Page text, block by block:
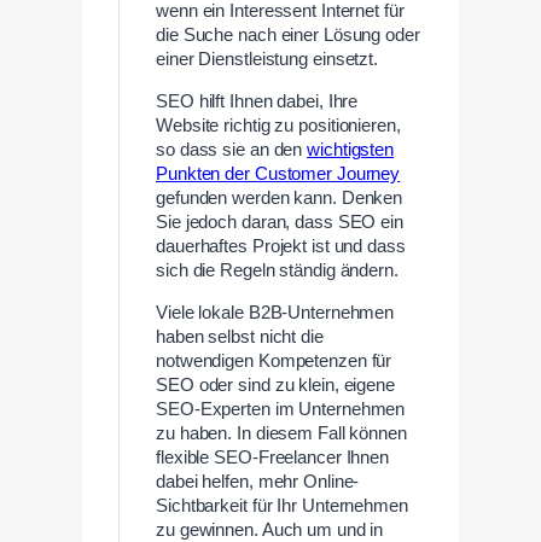
wenn ein Interessent Internet für
die Suche nach einer Lösung oder
einer Dienstleistung einsetzt.
SEO hilft Ihnen dabei, Ihre
Website richtig zu positionieren,
so dass sie an denwichtigsten
Punkten der Customer Journey
gefunden werden kann. Denken
Sie jedoch daran, dass SEO ein
dauerhaftes Projekt ist und dass
sich die Regeln ständig ändern.
Viele lokale B2B-Unternehmen
haben selbst nicht die
notwendigen Kompetenzen für
SEO oder sind zu klein, eigene
SEO-Experten im Unternehmen
zu haben. In diesem Fall können
flexible SEO-Freelancer Ihnen
dabei helfen, mehr Online-
Sichtbarkeit für Ihr Unternehmen
zu gewinnen. Auch um und in